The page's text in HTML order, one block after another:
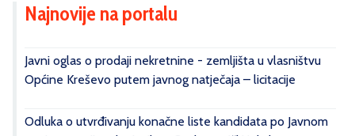
Najnovije na portalu
Javni oglas o prodaji nekretnine - zemljišta u vlasništvu
Općine Kreševo putem javnog natječaja – licitacije
Odluka o utvrđivanju konačne liste kandidata po Javnom